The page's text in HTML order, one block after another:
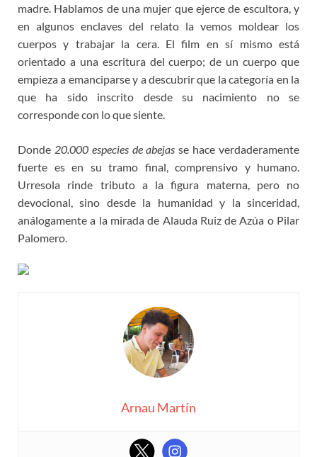
madre. Hablamos de una mujer que ejerce de escultora, y
en algunos enclaves del relato la vemos moldear los
cuerpos y trabajar la cera. El film en sí mismo está
orientado a una escritura del cuerpo; de un cuerpo que
empieza a emanciparse y a descubrir que la categoría en la
que ha sido inscrito desde su nacimiento no se
corresponde con lo que siente.
Donde 20.000 especies de abejas se hace verdaderamente
fuerte es en su tramo final, comprensivo y humano.
Urresola rinde tributo a la figura materna, pero no
devocional, sino desde la humanidad y la sinceridad,
análogamente a la mirada de Alauda Ruiz de Azúa o Pilar
Palomero.
Arnau Martín